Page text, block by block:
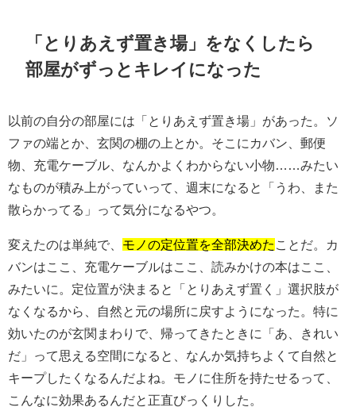
「とりあえず置き場」をなくしたら
部屋がずっとキレイになった
以前の自分の部屋には「とりあえず置き場」があった。ソ
ファの端とか、玄関の棚の上とか。そこにカバン、郵便
物、充電ケーブル、なんかよくわからない小物……みたい
なものが積み上がっていって、週末になると「うわ、また
散らかってる」って気分になるやつ。
変えたのは単純で、 モノの定位置を全部決めた ことだ。カ
バンはここ、充電ケーブルはここ、読みかけの本はここ、
みたいに。定位置が決まると「とりあえず置く」選択肢が
なくなるから、自然と元の場所に戻すようになった。特に
効いたのが玄関まわりで、帰ってきたときに「あ、きれい
だ」って思える空間になると、なんか気持ちよくて自然と
キープしたくなるんだよね。モノに住所を持たせるって、
こんなに効果あるんだと正直びっくりした。